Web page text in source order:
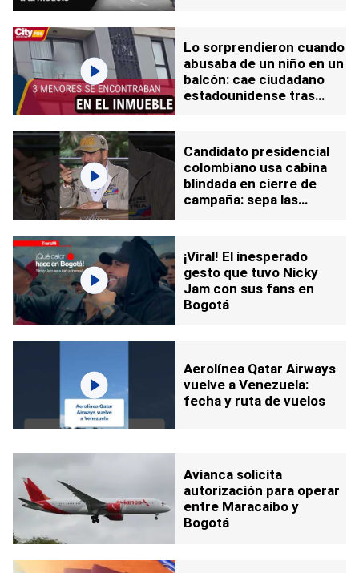
Lo sorprendieron cuando
abusaba de un niño en un
balcón: cae ciudadano
estadounidense tras
Candidato presidencial
colombiano usa cabina
blindada en cierre de
campaña: sepa las
¡Viral! El inesperado
gesto que tuvo Nicky
Jam con sus fans en
Bogotá
Aerolínea Qatar Airways
vuelve a Venezuela:
fecha y ruta de vuelos
Avianca solicita
autorización para operar
entre Maracaibo y
Bogotá